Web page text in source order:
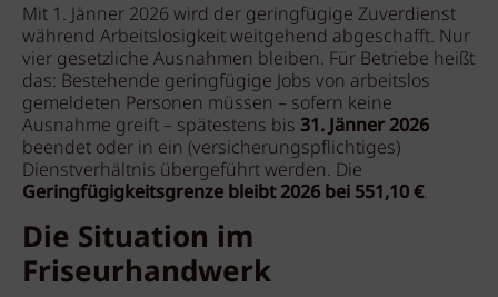
Mit 1. Jänner 2026 wird der geringfügige Zuverdienst
während Arbeitslosigkeit weitgehend abgeschafft. Nur
vier gesetzliche Ausnahmen bleiben. Für Betriebe heißt
das: Bestehende geringfügige Jobs von arbeitslos
gemeldeten Personen müssen – sofern keine
Ausnahme greift – spätestens bis 31. Jänner 2026
beendet oder in ein (versicherungs­pflichtiges)
Dienstverhältnis übergeführt werden. Die
Geringfügigkeitsgrenze bleibt 2026 bei 551,10 €.
Die Situation im
Friseurhandwerk